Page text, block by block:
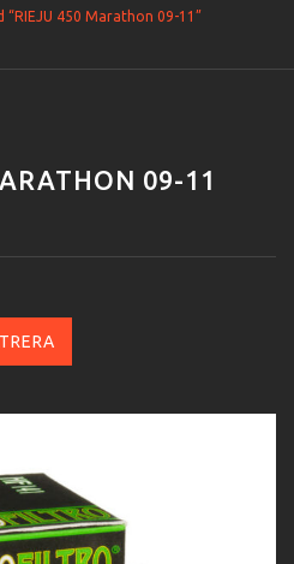
“RIEJU 450 Marathon 09-11”
09-11